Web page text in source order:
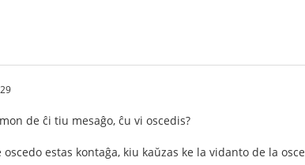
de ĉi tiu mesaĝo, ĉu vi oscedis?
estas kontaĝa, kiu kaŭzas ke la vidanto de la